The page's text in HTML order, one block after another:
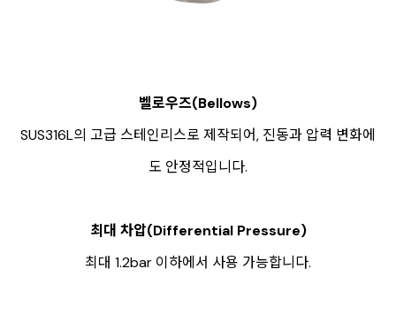
벨로우즈(Bellows)
SUS316L의 고급 스테인리스로 제작되어, 진동과 압력 변화에
도 안정적입니다.
최대 차압(Differential Pressure)
최대 1.2bar 이하에서 사용 가능합니다.